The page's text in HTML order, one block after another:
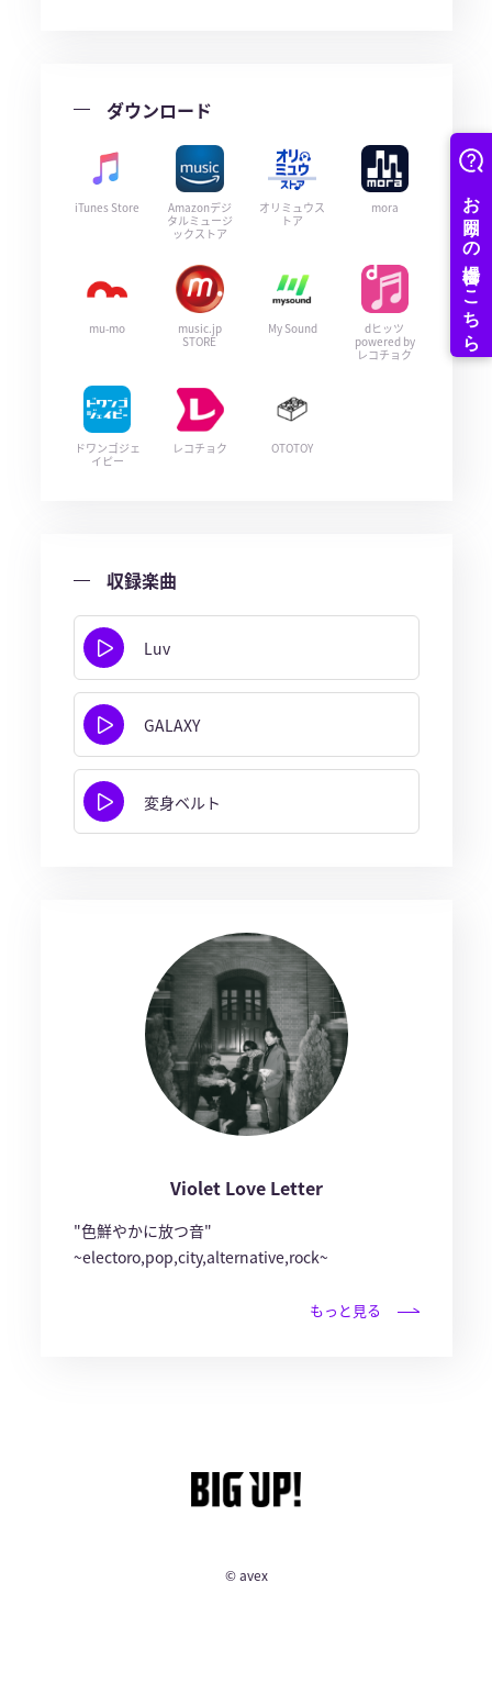
ダウンロード
iTunes Store
Amazonデジ
タルミュージ
ックストア
オリミュウス
トア
mora
mu-mo
music.jp
STORE
My Sound
dヒッツ
powered by
レコチョク
ドワンゴジェ
イピー
レコチョク OTOTOY
収録楽曲
Luv
GALAXY
変身ベルト
Violet Love Letter
"色鮮やかに放つ音"
~electoro,pop,city,alternative,rock~
もっと見る
© avex